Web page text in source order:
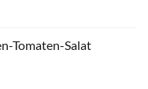
Tomaten-Salat